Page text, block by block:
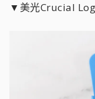
▼美光Crucial